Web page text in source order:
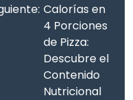
Calorías en
4 Porciones
de Pizza:
Descubre el
Contenido
Nutricional